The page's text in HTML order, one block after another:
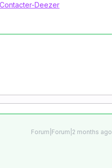
Deezer
Forum|Forum|2 months ago